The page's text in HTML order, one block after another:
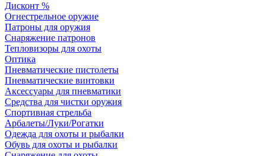
Дисконт %
Огнестрельное оружие
Патроны для оружия
Снаряжение патронов
Тепловизоры для охоты
Оптика
Пневматические пистолеты
Пневматические винтовки
Аксессуары для пневматики
Средства для чистки оружия
Спортивная стрельба
Арбалеты/Луки/Рогатки
Одежда для охоты и рыбалки
Обувь для охоты и рыбалки